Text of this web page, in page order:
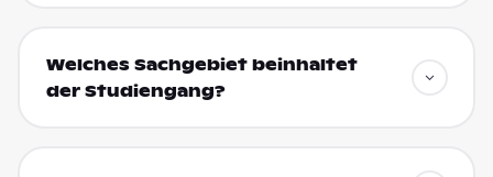
Welches Sachgebiet beinhaltet
der Studiengang?